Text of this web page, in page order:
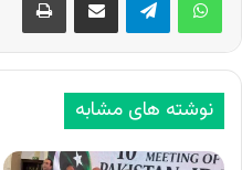
نوشته های مشابه